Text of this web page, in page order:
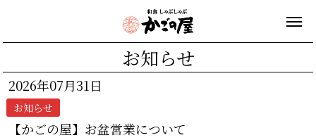
お知らせ
2026年07月31日
お知らせ
【かごの屋】お盆営業について